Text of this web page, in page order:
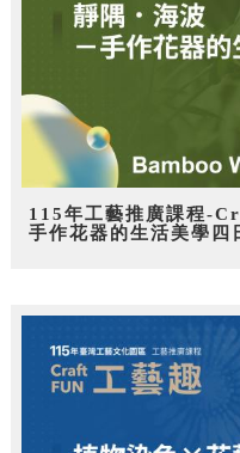
115年工藝推廣課程-
手作花器的生活美學四